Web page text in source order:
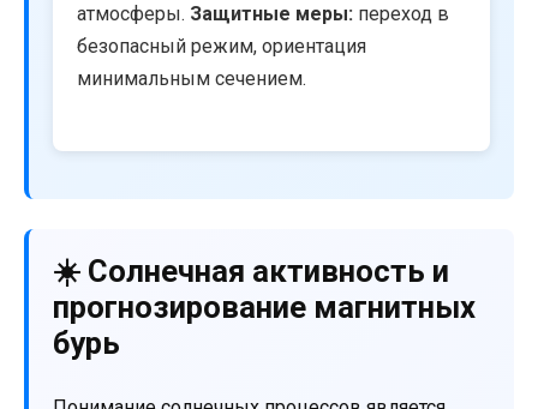
атмосферы. Защитные меры: переход в
безопасный режим, ориентация
минимальным сечением.
☀️ Солнечная активность и
прогнозирование магнитных
бурь